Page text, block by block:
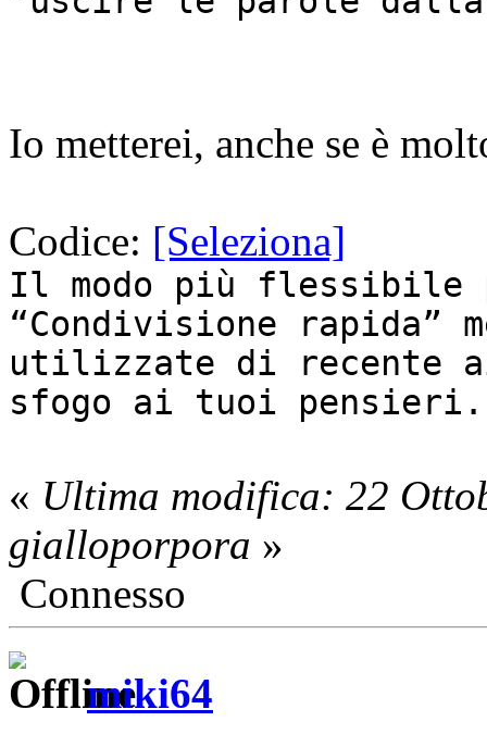
Io metterei, anche se è
Codice: [Seleziona]
Il modo più flessibile
“Condivisione rapida”
utilizzate di recente
sfogo ai tuoi pensieri.
« Ultima modifica: 22
gialloporpora »
Connesso
miki64